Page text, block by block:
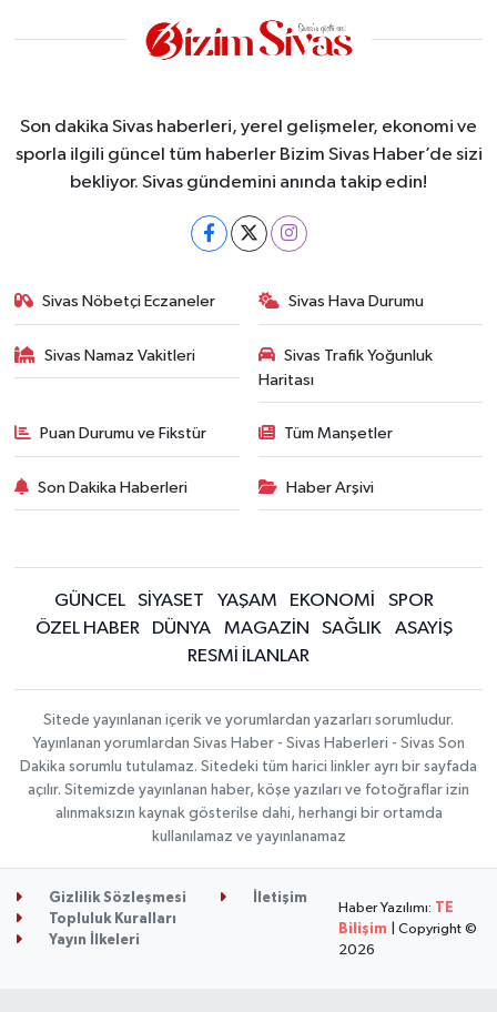
Son dakika Sivas haberleri, yerel gelişmeler, ekonomi ve
sporla ilgili güncel tüm haberler Bizim Sivas Haber’de sizi
bekliyor. Sivas gündemini anında takip edin!
Sivas Nöbetçi Eczaneler Sivas Hava Durumu
Sivas Namaz Vakitleri
Sivas Trafik Yoğunluk
Haritası
Puan Durumu ve Fikstür Tüm Manşetler
Son Dakika Haberleri Haber Arşivi
GÜNCEL SİYASET YAŞAM EKONOMİ
SPOR
ÖZEL HABER
DÜNYA MAGAZİN SAĞLIK
ASAYİŞ
RESMİ İLANLAR
Sitede yayınlanan içerik ve yorumlardan yazarları sorumludur.
Yayınlanan yorumlardan Sivas Haber - Sivas Haberleri - Sivas Son
Dakika sorumlu tutulamaz. Sitedeki tüm harici linkler ayrı bir sayfada
açılır. Sitemizde yayınlanan haber, köşe yazıları ve fotoğraflar izin
alınmaksızın kaynak gösterilse dahi, herhangi bir ortamda
kullanılamaz ve yayınlanamaz
Gizlilik Sözleşmesi
İletişim
Topluluk Kuralları
Yayın İlkeleri
Haber Yazılımı: TE
Bilişim | Copyright ©
2026